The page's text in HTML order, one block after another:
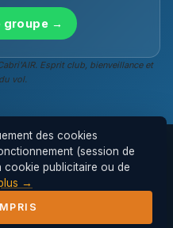
groupe →
Esprit club, bienveillance et
vol.
de parapente de
légales
des cookies
(session de
cookie publicitaire ou de
→